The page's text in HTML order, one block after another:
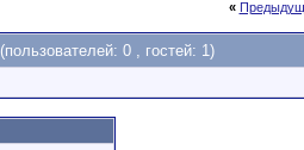
«
(пользователей: 0 , гостей: 1)